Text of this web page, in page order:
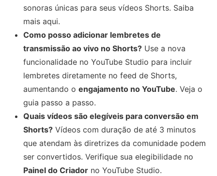
sonoras únicas para seus vídeos Shorts. Saiba
mais aqui.
Como posso adicionar lembretes de
transmissão ao vivo no Shorts? Use a nova
funcionalidade no YouTube Studio para incluir
lembretes diretamente no feed de Shorts,
aumentando o engajamento no YouTube. Veja o
guia passo a passo.
Quais vídeos são elegíveis para conversão em
Shorts? Vídeos com duração de até 3 minutos
que atendam às diretrizes da comunidade podem
ser convertidos. Verifique sua elegibilidade no
Painel do Criador no YouTube Studio.